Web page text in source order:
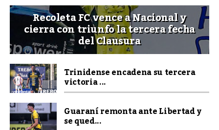
Recoleta FC vence a Nacional y
cierra con triunfo la tercera fecha
del Clausura
Trinidense encadena su tercera
victoria ...
Guaraní remonta ante Libertad y
se qued...